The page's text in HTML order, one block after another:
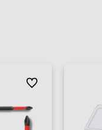
Do ulubionych